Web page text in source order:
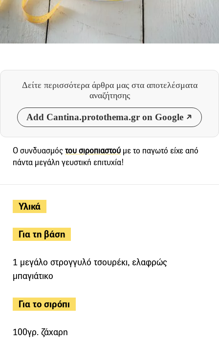
Δείτε περισσότερα άρθρα μας στα αποτελέσματα
αναζήτησης
Add Cantina.protothema.gr on Google
Υλικά
Για τη βάση
1 μεγάλο στρογγυλό τσουρέκι, ελαφρώς
μπαγιάτικο
Για το σιρόπι
100γρ. ζάχαρη
Ο συνδυασμόςτου σιροπιαστού με το παγωτό είχε από
πάντα μεγάλη γευστική επιτυχία!